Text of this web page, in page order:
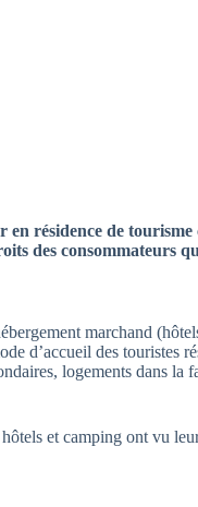
résidence de
des consommateurs
marchand
d’accueil des touristes
logements dans
et camping ont vu